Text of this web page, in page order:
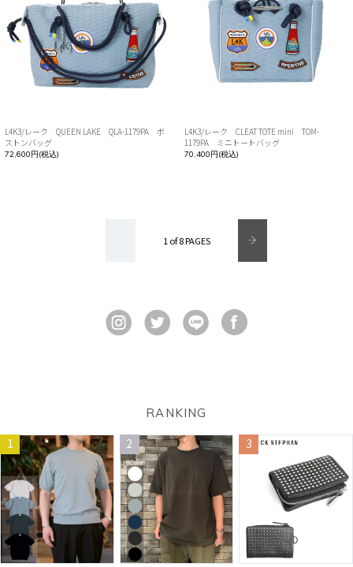
L4K3/レーク QUEEN LAKE QLA-1179PA ボ
ストンバッグ
72,600円(税込)
L4K3/レーク CLEAT TOTE mini TOM-
1179PA ミニトートバッグ
70,400円(税込)
1 of 8 PAGES
RANKING
1 2 3